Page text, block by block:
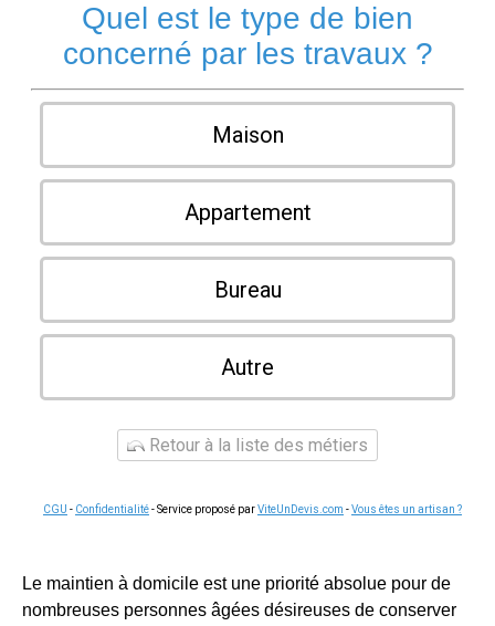
Quel est le type de bien
concerné par les travaux ?
Maison
Appartement
Bureau
Autre
Retour à la liste des métiers
CGU - Confidentialité- Service proposé parViteUnDevis.com -Vous êtes un artisan ?
Le maintien à domicile est une priorité absolue pour de
nombreuses personnes âgées désireuses de conserver